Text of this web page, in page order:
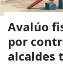
Avalúo
por
alcaldes